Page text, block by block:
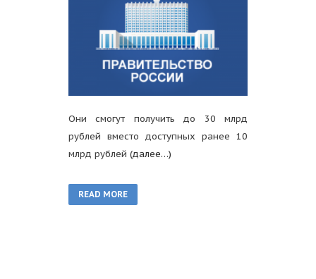
Они смогут получить до 30 млрд
рублей вместо доступных ранее 10
млрд рублей (далее…)
READ MORE